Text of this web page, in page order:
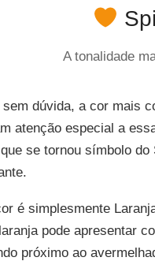
A tonalidade
dúvida, a cor mais
atenção especial a
se tornou símbolo
é simplesmente
pode apresentar
próximo ao